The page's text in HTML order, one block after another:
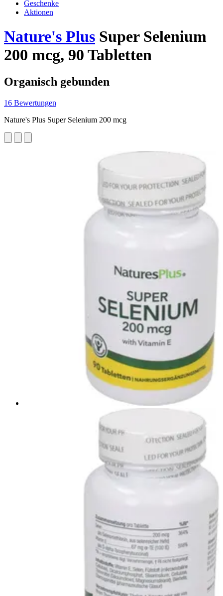
Geschenke
Aktionen
Nature's Plus Super Selenium
200 mcg, 90 Tabletten
Organisch gebunden
16 Bewertungen
Nature's Plus Super Selenium 200 mcg